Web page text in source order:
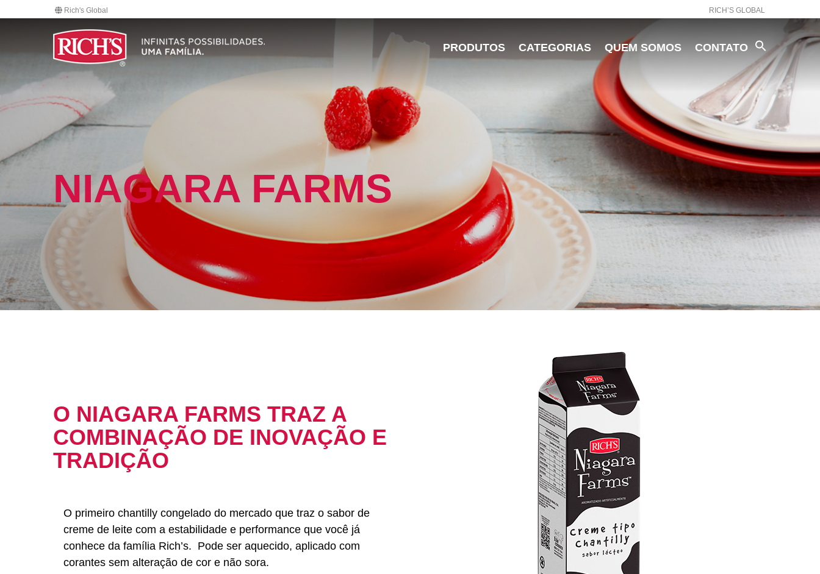
Rich's Global RICH’S GLOBAL
PRODUTOS CATEGORIAS QUEM SOMOS CONTATO
NIAGARA FARMS
O NIAGARA FARMS TRAZ A
COMBINAÇÃO DE INOVAÇÃO E
TRADIÇÃO
O primeiro chantilly congelado do mercado que traz o sabor de
creme de leite com a estabilidade e performance que você já
conhece da família Rich’s. Pode ser aquecido, aplicado com
corantes sem alteração de cor e não sora.